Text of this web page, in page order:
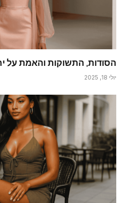
הסודות, התשוקות והאמת על
יולי 18, 2025